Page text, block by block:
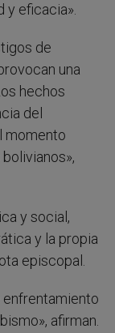
y eficacia».
de
una
hechos
del
momento
y social,
y la propia
episcopal.
afirman.